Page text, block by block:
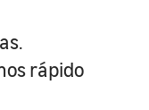
rápido